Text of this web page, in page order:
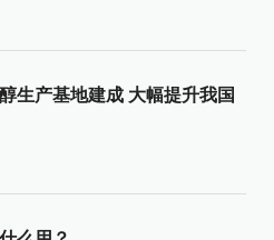
生产基地建成 大幅提升我国